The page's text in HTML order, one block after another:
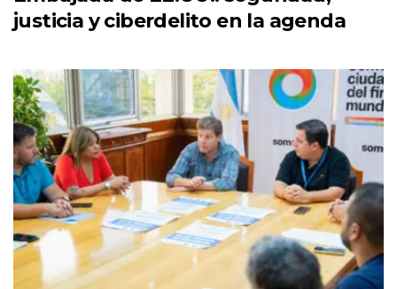
justicia y ciberdelito en la agenda